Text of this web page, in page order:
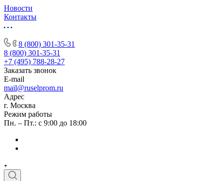
Новости
Контакты
8 (800) 301-35-31
8 (800) 301-35-31
+7 (495) 788-28-27
Заказать звонок
E-mail
mail@ruselprom.ru
Адрес
г. Москва
Режим работы
Пн. – Пт.: с 9:00 до 18:00